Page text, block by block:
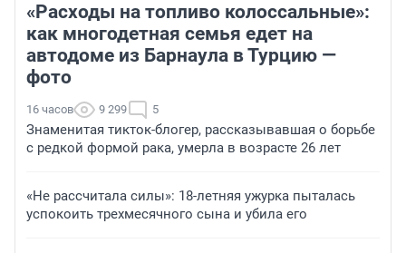
«Расходы на топливо колоссальные»:
как многодетная семья едет на
автодоме из Барнаула в Турцию —
фото
16 часов 9 299 5
Знаменитая тикток-блогер, рассказывавшая о борьбе
с редкой формой рака, умерла в возрасте 26 лет
«Не рассчитала силы»: 18-летняя ужурка пыталась
успокоить трехмесячного сына и убила его